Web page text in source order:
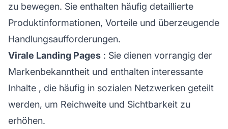
zu bewegen. Sie enthalten häufig detaillierte
Produktinformationen, Vorteile und überzeugende
Handlungsaufforderungen.
Virale Landing Pages : Sie dienen vorrangig der
Markenbekanntheit und enthalten interessante
Inhalte , die häufig in sozialen Netzwerken geteilt
werden, um Reichweite und Sichtbarkeit zu
erhöhen.